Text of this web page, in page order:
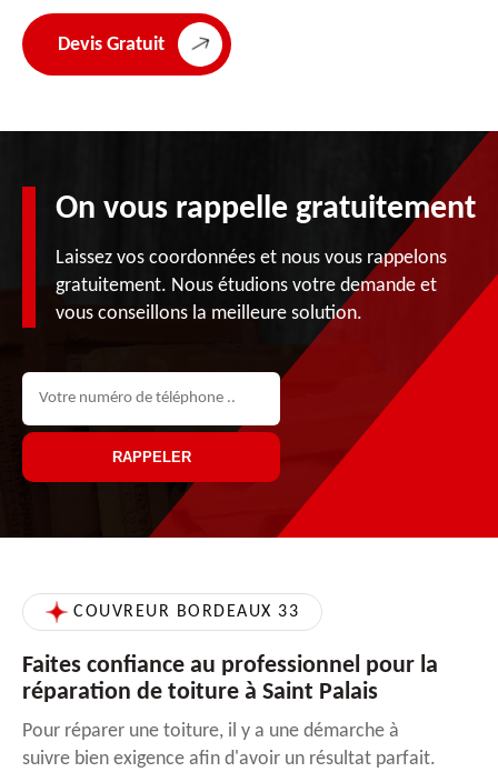
Devis Gratuit
On vous rappelle gratuitement
Laissez vos coordonnées et nous vous rappelons
gratuitement. Nous étudions votre demande et
vous conseillons la meilleure solution.
COUVREUR BORDEAUX 33
Faites confiance au professionnel pour la
réparation de toiture à Saint Palais
Pour réparer une toiture, il y a une démarche à
suivre bien exigence afin d'avoir un résultat parfait.